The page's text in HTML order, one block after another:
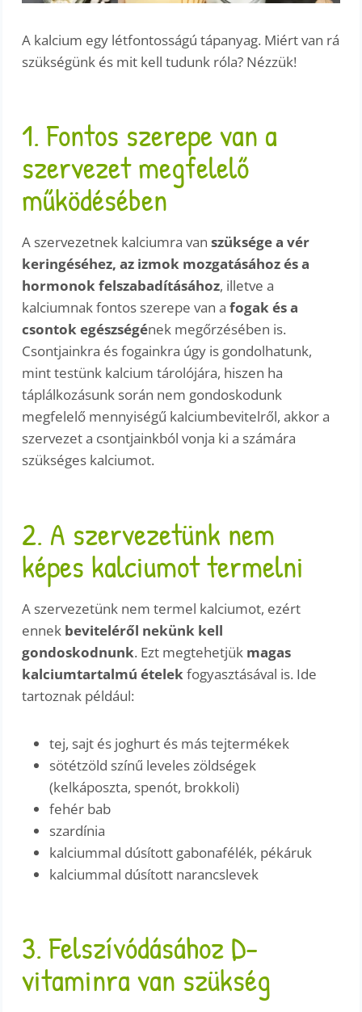
A kalcium egy létfontosságú tápanyag. Miért van rá
szükségünk és mit kell tudunk róla? Nézzük!
1. Fontos szerepe van a
szervezet megfelelő
működésében
A szervezetnek kalciumra vanszüksége a vér
keringéséhez, az izmok mozgatásához és a
hormonok felszabadításához, illetve a
kalciumnak fontos szerepe van afogak és a
csontok egészségének megőrzésében is.
Csontjainkra és fogainkra úgy is gondolhatunk,
mint testünk kalcium tárolójára, hiszen ha
táplálkozásunk során nem gondoskodunk
megfelelő mennyiségű kalciumbevitelről, akkor a
szervezet a csontjainkból vonja ki a számára
szükséges kalciumot.
2. A szervezetünk nem
képes kalciumot termelni
A szervezetünk nem termel kalciumot, ezért
ennek beviteléről nekünk kell
gondoskodnunk. Ezt megtehetjük magas
kalciumtartalmú ételekfogyasztásával is. Ide
tartoznak például:
tej, sajt és joghurt és más tejtermékek
sötétzöld színű leveles zöldségek
(kelkáposzta, spenót, brokkoli)
fehér bab
szardínia
kalciummal dúsított gabonafélék, pékáruk
kalciummal dúsított narancslevek
3. Felszívódásához D-
vitaminra van szükség